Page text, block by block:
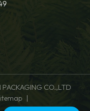
CO.,LTD
|